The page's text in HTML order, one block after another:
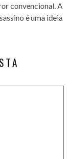
convencional. A
é uma ideia